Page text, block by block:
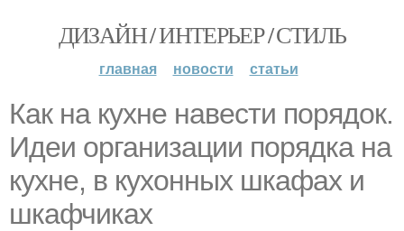
ДИЗАЙН / ИНТЕРЬЕР / СТИЛЬ
главная новости статьи
Как на кухне навести порядок.
Идеи организации порядка на
кухне, в кухонных шкафах и
шкафчиках